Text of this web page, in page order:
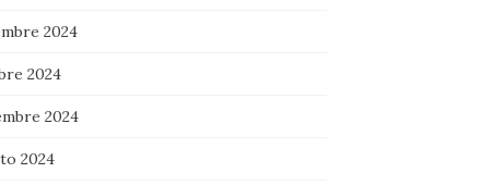
2024
2024
2024
2024